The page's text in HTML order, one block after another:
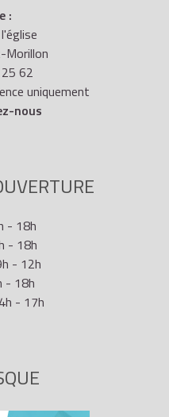
:
Morillon
62
uniquement
nous
- 18h
- 18h
- 12h
- 18h
- 17h